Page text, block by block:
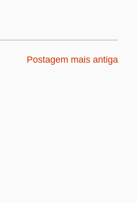
Postagem mais antiga